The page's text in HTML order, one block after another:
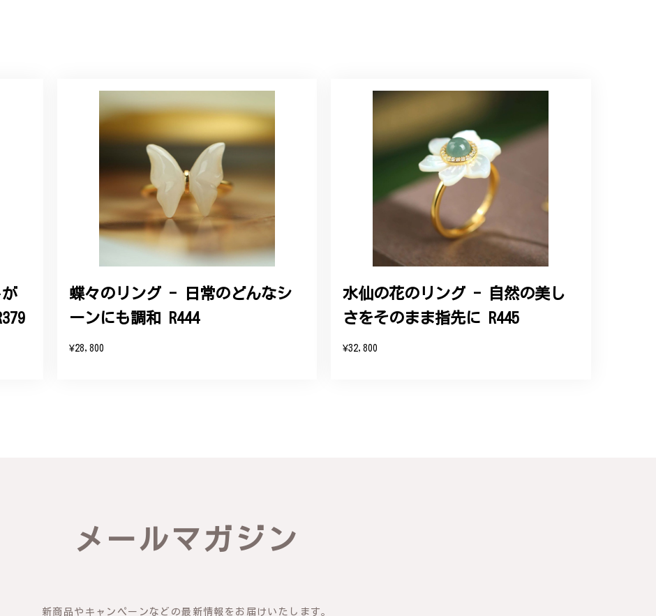
用に購入させていただきました。実際に目にすると 華美すぎず丁寧なデザインで、イメージ以上にとても素敵な1点でし
対応していただき、ありがとうございました。
！高級感あるスタイリッシュなデザイン B058
含まれており、こちらからの質問にも速やかに回答下さり、信頼できるショップという印象を受けました。予想通り、届い
ーをいただき、誠にありがとうございます。お客様にご満足いただけたこと、そして当店を信頼いただけたことを大
いましたらいつでもお気軽にご連絡ください。引き続きどうぞよろしくお願い申し上げます。
お選びいただき、誠にありがとうございました。お客様にご満足いただけたこと、大変嬉しく思っております。これか
届けできるよう努めてまいりますので、どうぞ末永くご愛用ください。またのご利用を心よりお待ちしております。
蝶々のリング - 日常のどんなシ
ーンにも調和 R444
¥28,800
水仙の花のリング - 自然の美し
さをそのまま指先に R445
¥32,800
メールマガジン
新商品やキャンペーンなどの最新情報をお届けいたします。